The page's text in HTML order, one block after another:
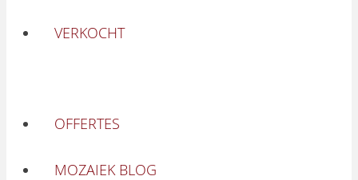
VERKOCHT
OFFERTES
MOZAIEK BLOG